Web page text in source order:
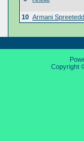
10 Armani
Copyright